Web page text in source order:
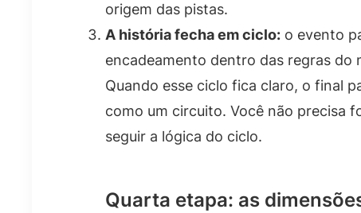
origem das pistas.
A história fecha em ciclo: o evento
encadeamento dentro das regras do
Quando esse ciclo fica claro, o final
como um circuito. Você não precisa
seguir a lógica do ciclo.
Quarta etapa: as